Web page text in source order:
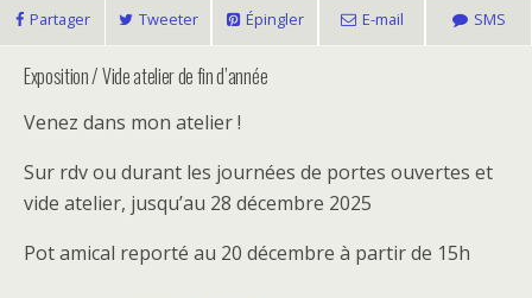
Partager Tweeter Épingler E-mail SMS
Exposition / Vide atelier de fin d’année
Venez dans mon atelier !
Sur rdv ou durant les journées de portes ouvertes et
vide atelier, jusqu’au 28 décembre 2025
Pot amical reporté au 20 décembre à partir de 15h